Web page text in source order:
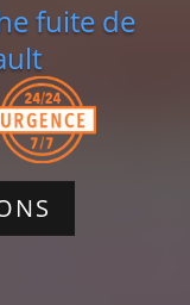
fuite de